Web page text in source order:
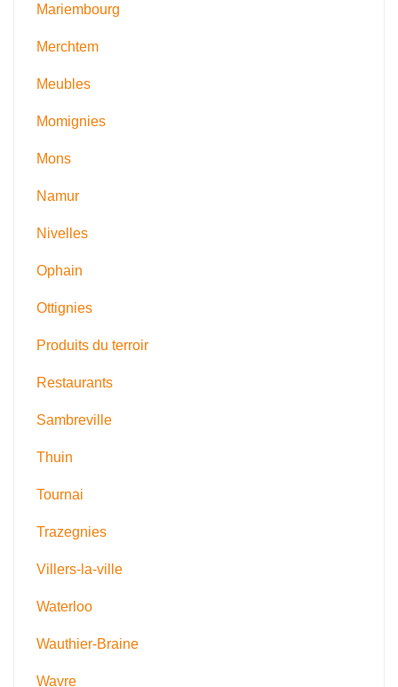
Mariembourg
Merchtem
Meubles
Momignies
Mons
Namur
Nivelles
Ophain
Ottignies
Produits du terroir
Restaurants
Sambreville
Thuin
Tournai
Trazegnies
Villers-la-ville
Waterloo
Wauthier-Braine
Wavre